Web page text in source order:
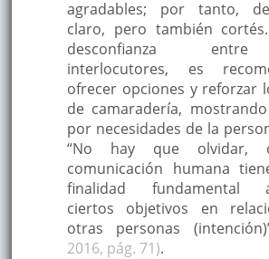
agradables; por tanto,
claro, pero también
desconfianza
interlocutores, es
ofrecer opciones y reforzar
de camaradería,
por necesidades de la
“No hay que olvidar,
comunicación humana
finalidad fundamental
ciertos objetivos en
otras personas
2016, pág. 71).